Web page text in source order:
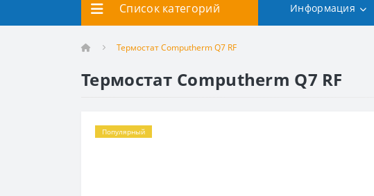
Список категорий Информация
Термостат Computherm Q7 RF
Термостат Computherm Q7 RF
Популярный